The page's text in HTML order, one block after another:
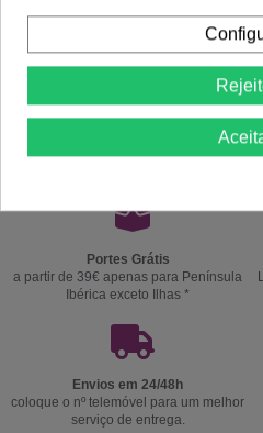
Portes Grátis
a partir de 39€ apenas para Península
Ibérica exceto Ilhas *
Envios em 24/48h
coloque o nº telemóvel para um melhor
serviço de entrega.